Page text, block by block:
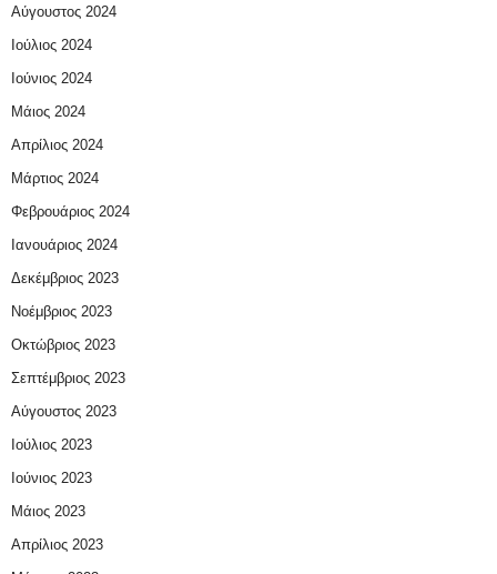
Αύγουστος 2024
Ιούλιος 2024
Ιούνιος 2024
Μάιος 2024
Απρίλιος 2024
Μάρτιος 2024
Φεβρουάριος 2024
Ιανουάριος 2024
Δεκέμβριος 2023
Νοέμβριος 2023
Οκτώβριος 2023
Σεπτέμβριος 2023
Αύγουστος 2023
Ιούλιος 2023
Ιούνιος 2023
Μάιος 2023
Απρίλιος 2023